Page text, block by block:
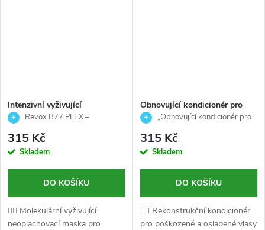
Intenzivní vyživující
bezoplachová maska pro
REVOX - 50ml
Revox B77 PLEX –
neoplachovací maska – 50 ml
315 Kč
Skladem
DO KOŠÍKU
💆‍♀️ Molekulární vyživující
neoplachovací maska pro
Obnovující kondicionér pro
oslabené a poškozené vlasy -
„Obnovující kondicionér pro
STEP 5 REVOX 260 ml“
315 Kč
Skladem
DO KOŠÍKU
💆‍♀️ Rekonstrukční kondicionér
pro poškozené a oslabené vlasy